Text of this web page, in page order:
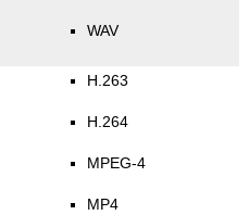
WAV
H.263
H.264
MPEG-4
MP4